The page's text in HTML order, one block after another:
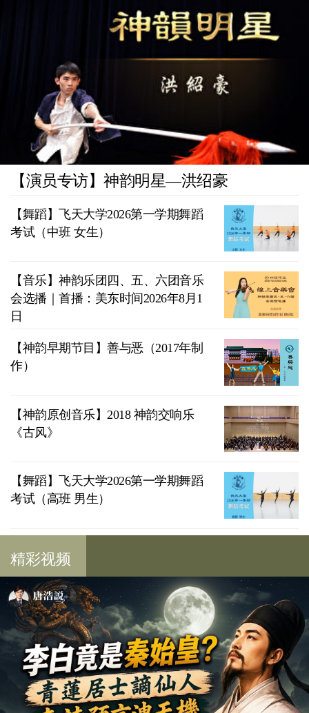
【演员专访】神韵明星—洪绍豪
【舞蹈】飞天大学2026第一学期舞蹈
考试（中班 女生）
【音乐】神韵乐团四、五、六团音乐
会选播｜首播：美东时间2026年8月1
日
【神韵早期节目】善与恶（2017年制
作）
【神韵原创音乐】2018 神韵交响乐
《古风》
【舞蹈】飞天大学2026第一学期舞蹈
考试（高班 男生）
精彩视频